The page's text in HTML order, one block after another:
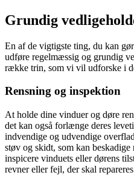
Grundig
En af de vigtigste ting, du kan
udføre regelmæssig og grundig
række trin, som vi vil udforske i
Rensning og inspektion
At holde dine vinduer og døre
det kan også forlænge deres
indvendige og udvendige
støv og skidt, som kan
inspicere vinduets eller dørens
revner eller fejl, der skal